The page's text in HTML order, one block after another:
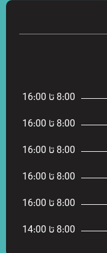
8:00 تا 16:00
8:00 تا 16:00
8:00 تا 16:00
8:00 تا 16:00
8:00 تا 16:00
8:00 تا 14:00